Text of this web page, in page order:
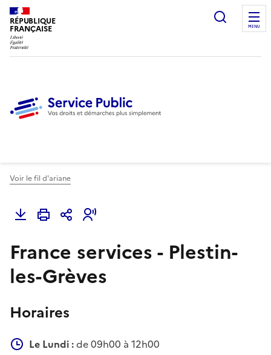
RÉPUBLIQUE
FRANÇAISE
Ouvrir
MENU
Voir le fil d'ariane
France services - Plestin-
les-Grèves
Horaires
Le Lundi :de 09h00 à 12h00